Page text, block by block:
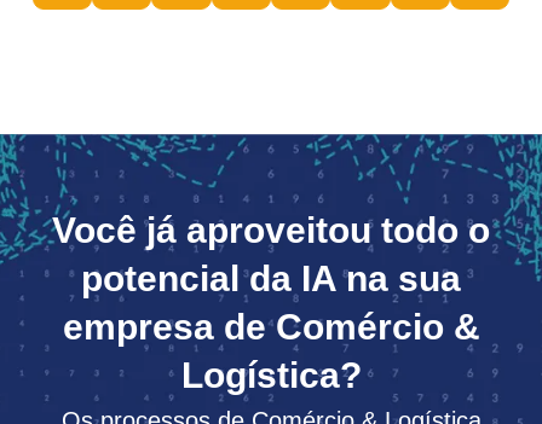
Você já aproveitou todo o
potencial da IA na sua
empresa de Comércio &
Logística?